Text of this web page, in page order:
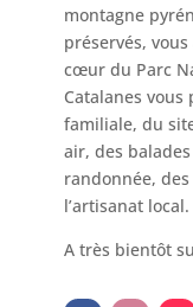
montagne
préservés,
cœur du Parc
Catalanes
familiale, du
air, des
randonnée,
l’artisanat local.
A très bientôt